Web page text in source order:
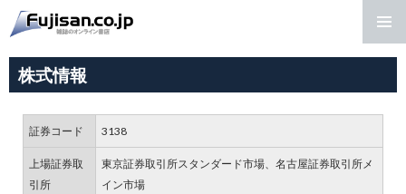
コンテンツへ移動
株式情報
証券コード 3138
上場証券取
引所
東京証券取引所スタンダード市場、名古屋証券取引所メ
イン市場